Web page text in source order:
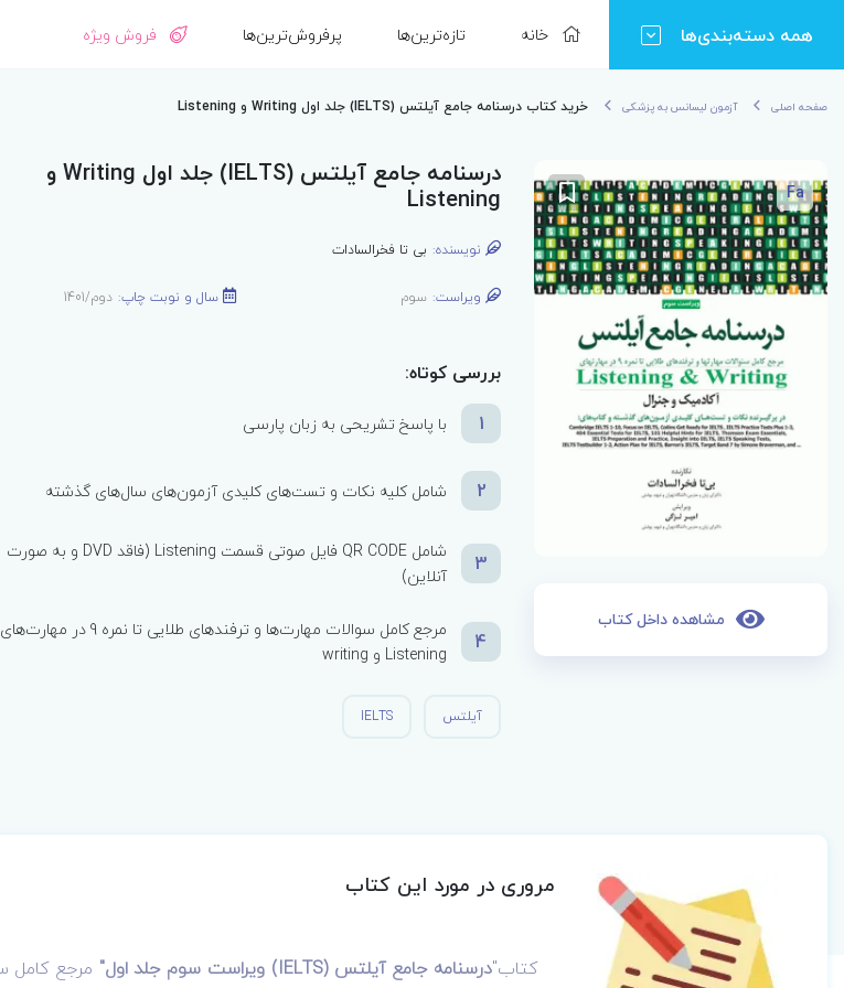
همه دسته‌بندی‌ها خانه تازه‌ترین‌ها پرفروش‌ترین‌ها فروش ویژه
صفحه اصلی آزمون لیسانس به پزشکی خرید کتاب درسنامه جامع آیلتس (IELTS) جلد اول Writing و Listening
Fa
مشاهده داخل کتاب
درسنامه جامع آیلتس (IELTS) جلد اول Writing و
Listening
نویسنده: بی تا فخرالسادات
ویراست: سوم سال و نوبت چاپ: دوم/1401
بررسی کوتاه:
1
با پاسخ تشریحی به زبان پارسی
2 شامل کلیه نکات و تست‌های کلیدی آزمون‌های سال‌های گذشته
3
شامل QR CODE فایل صوتی قسمت Listening (فاقد DVD و به صورت
آنلاین)
4
مرجع کامل سوالات مهارت‌ها و ترفندهای طلایی تا نمره 9 در مهارت‌های
Listening و writing
آیلتس IELTS
مروری در مورد این کتاب
کتاب"درسنامه جامع آیلتس (IELTS) ویراست سوم جلد اول"